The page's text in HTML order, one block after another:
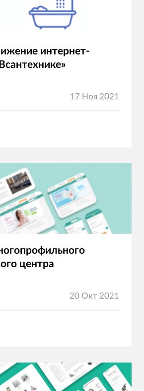
интернет-
17 Ноя 2021
центра
20 Окт 2021